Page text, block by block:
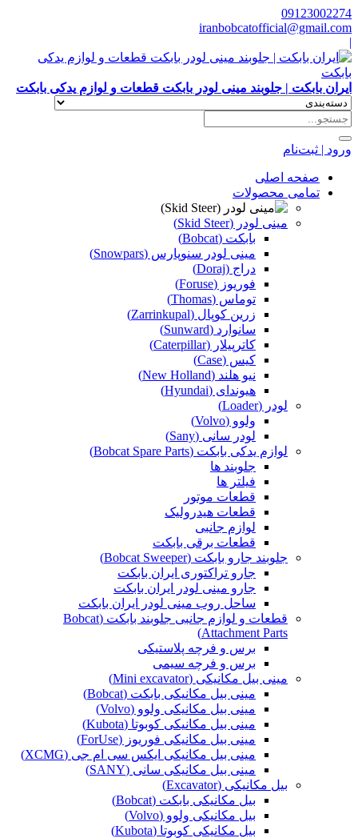
09123002274
iranbobcatofficial@gmail.com
|
ایران بابکت | جلوبند مینی لودر بابکت قطعات و لوازم یدکی بابکت
ورود | ثبت‌نام
صفحه اصلی
تمامی محصولات
مینی لودر (Skid Steer)
بابکت (Bobcat)
مینی لودر سنوپارس (Snowpars)
دراج (Doraj)
فوریوز (Foruse)
توماس (Thomas)
زرین کوپال (Zarrinkupal)
سانوارد (Sunward)
کاترپیلار (Caterpillar)
کیس (Case)
نیو هلند (New Holland)
هیوندای (Hyundai)
لودر (Loader)
ولوو (Volvo)
لودر سانی (Sany)
لوازم یدکی بابکت (Bobcat Spare Parts)
جلوبند ها
فیلتر ها
قطعات موتور
قطعات هیدرولیک
لوازم جانبی
قطعات برقی بابکت
جلوبند جارو بابکت (Bobcat Sweeper)
جارو تراکتوری ایران بابکت
جارو مینی لودر ایران بابکت
ساحل روب مینی لودر ایران بابکت
قطعات و لوازم جانبی جلوبند بابکت (Bobcat
Attachment Parts)
برس و فرچه پلاستیکی
برس و فرچه سیمی
مینی بیل مکانیکی (Mini excavator)
مینی بیل مکانیکی بابکت (Bobcat)
مینی بیل مکانیکی ولوو (Volvo)
مینی بیل مکانیکی کوبوتا (Kubota)
مینی بیل مکانیکی فوریوز (ForUse)
مینی بیل مکانیکی ایکس سی ام جی (XCMG)
مینی بیل مکانیکی سانی (SANY)
بیل مکانیکی (Excavator)
بیل مکانیکی بابکت (Bobcat)
بیل مکانیکی ولوو (Volvo)
بیل مکانیکی کوبوتا (Kubota)